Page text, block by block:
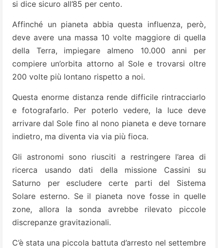
si dice sicuro all’85 per cento.
Affinché un pianeta abbia questa influenza, però,
deve avere una massa 10 volte maggiore di quella
della Terra, impiegare almeno 10.000 anni per
compiere un’orbita attorno al Sole e trovarsi oltre
200 volte più lontano rispetto a noi.
Questa enorme distanza rende difficile rintracciarlo
e fotografarlo. Per poterlo vedere, la luce deve
arrivare dal Sole fino al nono pianeta e deve tornare
indietro, ma diventa via via più fioca.
Gli astronomi sono riusciti a restringere l’area di
ricerca usando dati della missione Cassini su
Saturno per escludere certe parti del Sistema
Solare esterno. Se il pianeta nove fosse in quelle
zone, allora la sonda avrebbe rilevato piccole
discrepanze gravitazionali.
C’è stata una piccola battuta d’arresto nel settembre